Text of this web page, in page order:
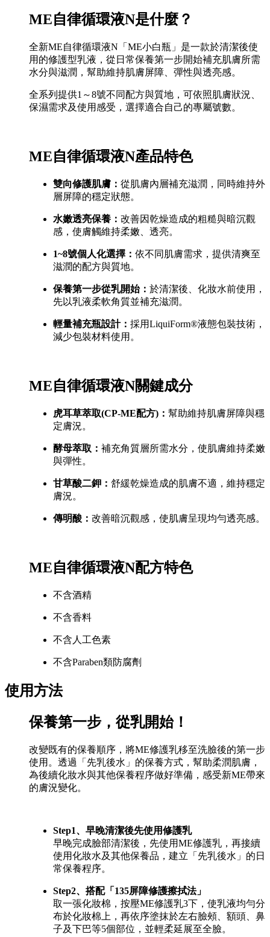
ME自律循環液N是什麼？
全新ME自律循環液N「ME小白瓶」是一款於清潔後使
用的修護型乳液，從日常保養第一步開始補充肌膚所需
水分與滋潤，幫助維持肌膚屏障、彈性與透亮感。
全系列提供1～8號不同配方與質地，可依照肌膚狀況、
保濕需求及使用感受，選擇適合自己的專屬號數。
ME自律循環液N產品特色
雙向修護肌膚： 從肌膚內層補充滋潤，同時維持外
層屏障的穩定狀態。
水嫩透亮保養： 改善因乾燥造成的粗糙與暗沉觀
感，使膚觸維持柔嫩、透亮。
1~8號個人化選擇： 依不同肌膚需求，提供清爽至
滋潤的配方與質地。
保養第一步從乳開始： 於清潔後、化妝水前使用，
先以乳液柔軟角質並補充滋潤。
輕量補充瓶設計： 採用LiquiForm®液態包裝技術，
減少包裝材料使用。
ME自律循環液N關鍵成分
虎耳草萃取(CP-ME配方)： 幫助維持肌膚屏障與穩
定膚況。
酵母萃取： 補充角質層所需水分，使肌膚維持柔嫩
與彈性。
甘草酸二鉀： 舒緩乾燥造成的肌膚不適，維持穩定
膚況。
傳明酸： 改善暗沉觀感，使肌膚呈現均勻透亮感。
ME自律循環液N配方特色
不含酒精
不含香料
不含人工色素
不含Paraben類防腐劑
使用方法
保養第一步，從乳開始！
改變既有的保養順序，將ME修護乳移至洗臉後的第一步
使用。透過「先乳後水」的保養方式，幫助柔潤肌膚，
為後續化妝水與其他保養程序做好準備，感受新ME帶來
的膚況變化。
Step1、早晚清潔後先使用修護乳
早晚完成臉部清潔後，先使用ME修護乳，再接續
使用化妝水及其他保養品，建立「先乳後水」的日
常保養程序。
Step2、搭配「135屏障修護擦拭法」
取一張化妝棉，按壓ME修護乳3下，使乳液均勻分
布於化妝棉上，再依序塗抹於左右臉頰、額頭、鼻
子及下巴等5個部位，並輕柔延展至全臉。